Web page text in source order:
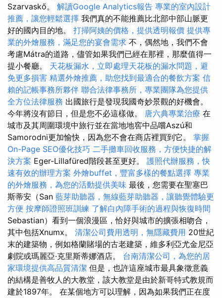
Szarvaskő。 解讀Google Analytics報告 專業的室內設計
推薦，讓您輕鬆選擇 我們真的不能推薦比北部中部山脈更
好的國內目的地。 打掃阿姨的價格，提供透明報價 提供專
業的外燴服務，滿足您的宴會需求 不，偶然地，我們不會
考慮Mátra的道路，儘管如果我們已經在那裡，那麼值得一
提小餐廳。 天花板漏水，立即處理天花板的漏水問題，避
免更多損害 精選外燴推薦，助您找到最適合的餐飲方案 信
賴的記帳事務所夥伴 聯合法律事務所，專業團隊為您提供
全方位法律服務 出國旅行是發現我國奇妙景觀的好機會。
今年將沒有節日，但是您不必這樣做。 唐六典專業治療 在
城市及其周圍環境中旅行並在當地地窖中品嚐Aszú和
Samorodni更加愉快，因為您不會在商店裡買到它。 掌握
On-Page SEO優化技巧 二手攤車回收服務，方便快捷的解
決方案 Eger-Lillafüred階段甚至更好。 護照代辦服務，快
速有效的辦理方案 外燴buffet，豐富多樣的餐點選擇 專業
的外燴服務，為您的活動提供美味 最後，您需要在聖塞巴
斯蒂安（San 藍芽助聽器，無線藍芽助聽器，讓聽覺體驗更
方便 按摩師證照班訓練 了解白內障手術的過程與恢復時間
Sebastian）看到一個浪漫區，恰好與城市的擴張相吻合，
其中包括Xnumx。 清潔公司費用透明，無隱藏費用 20世紀
末的建築物，例如格蘭賭場的古老建築，維多利亞尤金尼亞
劇院或瑪麗亞·克里斯蒂娜酒店。 台南清潔公司，為您的居
家環境提供高品質清潔 但是，也許這座城市最具象徵意義
的結構是善牧人的大教堂，該大教堂是由於新哥特式教規而
建於1897年。 在某個地方可以理解，因為如果我們正在度